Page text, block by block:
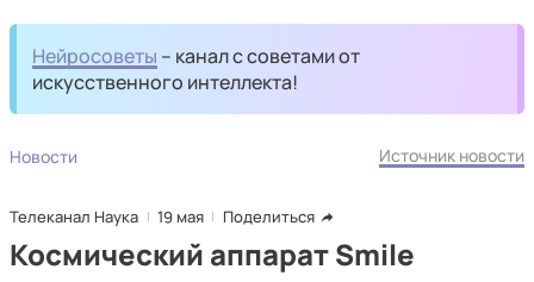
Нейросоветы – канал с советами от
искусственного интеллекта!
Новости Источник новости
Телеканал Наука 19 мая Поделиться
Космический аппарат Smile